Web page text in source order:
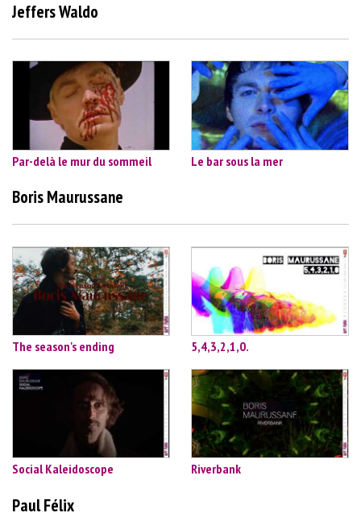
Jeffers Waldo
Par-delà le mur du sommeil Le bar sous la mer
Boris Maurussane
The season's ending 5,4,3,2,1,0.
Social Kaleidoscope Riverbank
Paul Félix